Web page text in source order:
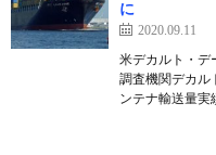
に
2020.09.11
米デカルト・デ
調査機関デカル
ンテナ輸送量